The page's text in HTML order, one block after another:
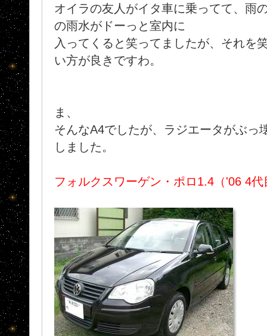
オイラの友人がイタ車に乗ってて、雨
の雨水がドーっと室内に
入ってくると笑ってましたが、それを
い方が良きですわ。
ま、
そんなA4でしたが、ラジエータがぶっ
しました。
フォルクスワーゲン・ポロ1.4（'06 4代